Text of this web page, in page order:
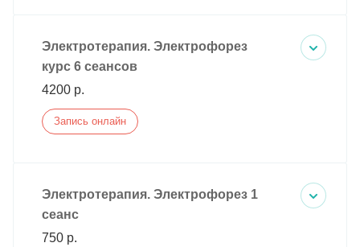
Электротерапия. Электрофорез
курс 6 сеансов
4200 р.
Запись онлайн
Электротерапия. Электрофорез 1
сеанс
750 р.